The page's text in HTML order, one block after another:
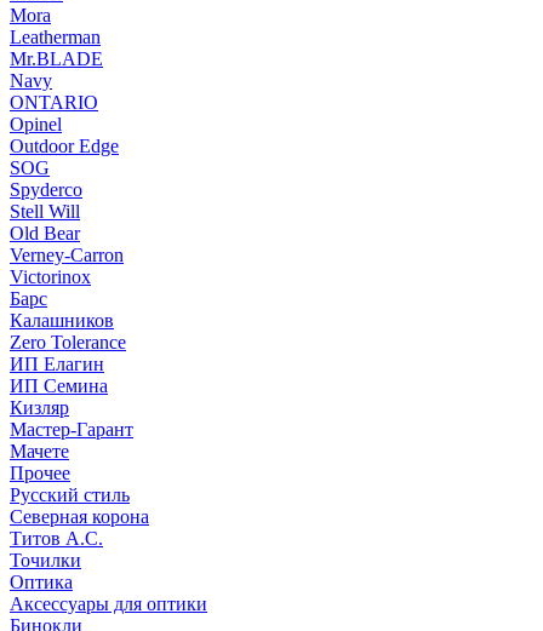
Mora
Leatherman
Mr.BLADE
Navy
ONTARIO
Opinel
Outdoor Edge
SOG
Spyderco
Stell Will
Old Bear
Verney-Carron
Victorinox
Барс
Калашников
Zero Tolerance
ИП Елагин
ИП Семина
Кизляр
Мастер-Гарант
Мачете
Прочее
Русский стиль
Северная корона
Титов А.С.
Точилки
Оптика
Аксессуары для оптики
Бинокли